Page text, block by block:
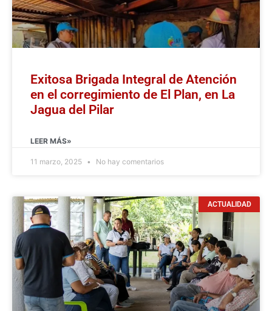
Exitosa Brigada Integral de Atención
en el corregimiento de El Plan, en La
Jagua del Pilar
LEER MÁS»
11 marzo, 2025 No hay comentarios
ACTUALIDAD